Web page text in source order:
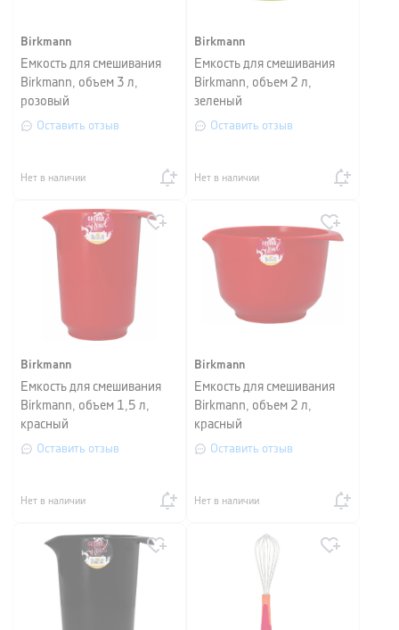
Birkmann
Емкость для смешивания
Birkmann, объем 3 л,
розовый
Оставить отзыв
Нет в наличии
Birkmann
Емкость для смешивания
Birkmann, объем 2 л,
зеленый
Оставить отзыв
Нет в наличии
Birkmann
Емкость для смешивания
Birkmann, объем 1,5 л,
красный
Оставить отзыв
Нет в наличии
Birkmann
Емкость для смешивания
Birkmann, объем 2 л,
красный
Оставить отзыв
Нет в наличии